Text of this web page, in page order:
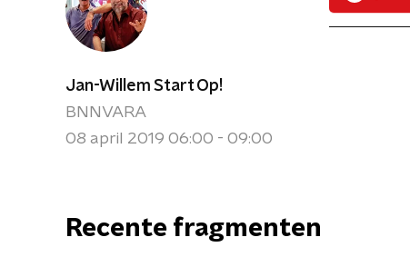
Jan-Willem Start Op!
BNNVARA
08 april 2019 06:00 - 09:00
Recente fragmenten